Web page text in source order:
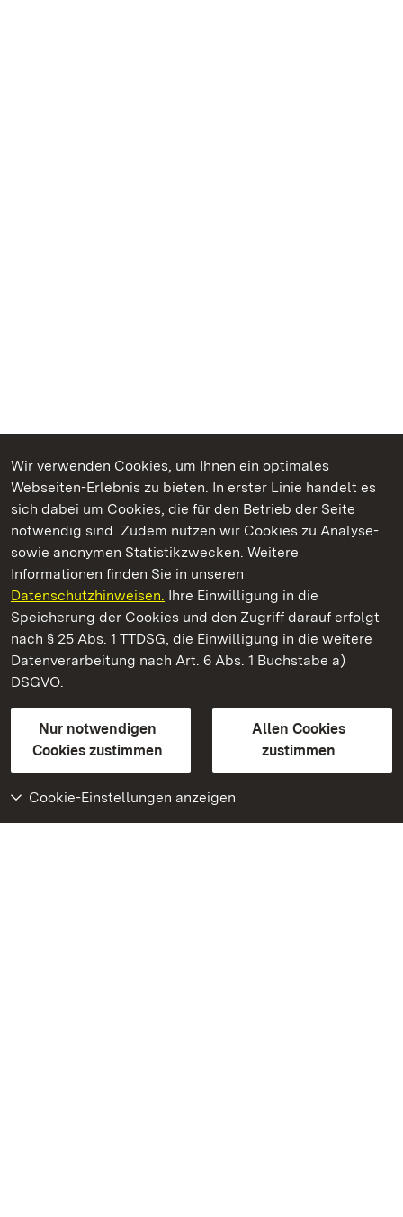
Wir verwenden Cookies, um Ihnen ein optimales
Webseiten-Erlebnis zu bieten. In erster Linie handelt es
sich dabei um Cookies, die für den Betrieb der Seite
notwendig sind. Zudem nutzen wir Cookies zu Analyse-
sowie anonymen Statistikzwecken. Weitere
Informationen finden Sie in unseren
Datenschutzhinweisen. Ihre Einwilligung in die
Speicherung der Cookies und den Zugriff darauf erfolgt
nach § 25 Abs. 1 TTDSG, die Einwilligung in die weitere
Datenverarbeitung nach Art. 6 Abs. 1 Buchstabe a)
DSGVO.
Nur notwendigen
Cookies zustimmen
Allen Cookies
zustimmen
Cookie-Einstellungen anzeigen
Kommen. Staunen. Genießen.
Staatliche Schlösser und Gärten Baden‑Württemberg
Staatliche Schlösser und Gärten Baden-Württemberg
Kontakt
GebärdenspracheLeichte Sprache
Erklärung zur Barrierefreiheit
BITV-konform (geprüfte Seiten)
Weiteres